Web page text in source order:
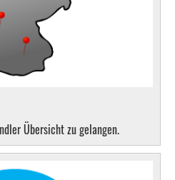
Übersicht zu gelangen.